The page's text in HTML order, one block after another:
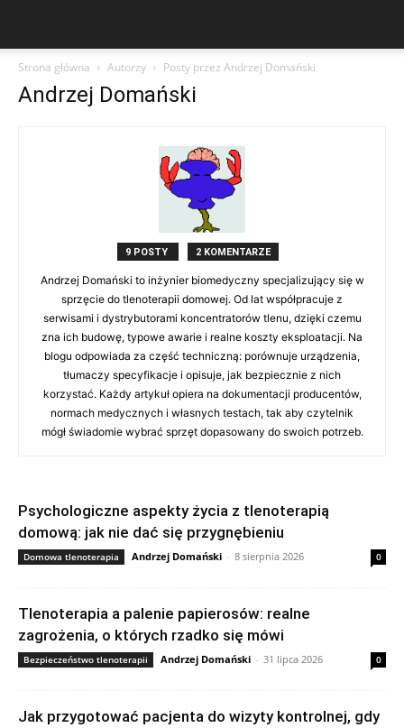
Strona główna Autorzy Posty przez Andrzej Domański
Andrzej Domański
9 POSTY 2 KOMENTARZE
Andrzej Domański to inżynier biomedyczny specjalizujący się w
sprzęcie do tlenoterapii domowej. Od lat współpracuje z
serwisami i dystrybutorami koncentratorów tlenu, dzięki czemu
zna ich budowę, typowe awarie i realne koszty eksploatacji. Na
blogu odpowiada za część techniczną: porównuje urządzenia,
tłumaczy specyfikacje i opisuje, jak bezpiecznie z nich
korzystać. Każdy artykuł opiera na dokumentacji producentów,
normach medycznych i własnych testach, tak aby czytelnik
mógł świadomie wybrać sprzęt dopasowany do swoich potrzeb.
Psychologiczne aspekty życia z tlenoterapią
domową: jak nie dać się przygnębieniu
Domowa tlenoterapia Andrzej Domański - 8 sierpnia 2026 0
Tlenoterapia a palenie papierosów: realne
zagrożenia, o których rzadko się mówi
Bezpieczeństwo tlenoterapii Andrzej Domański - 31 lipca 2026 0
Jak przygotować pacjenta do wizyty kontrolnej, gdy